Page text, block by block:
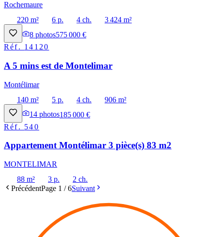
Rochemaure
220 m²
6 p. 4 ch.
3 424 m²
8 photos575 000 €
Réf. 14120
A 5 mins est de Montelimar
Montélimar
140 m²
5 p. 4 ch.
906 m²
14 photos185 000 €
Réf. 540
Appartement Montélimar 3 pièce(s) 83 m2
MONTELIMAR
88 m²
3 p.
2 ch.
PrécédentPage 1 /6Suivant